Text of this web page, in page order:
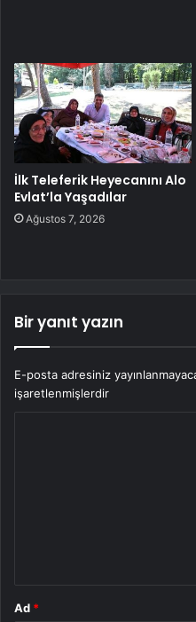
İlk Teleferik Heyecanını Alo
Evlat’la Yaşadılar
Ağustos 7, 2026
Bir yanıt yazın
E-posta adresiniz
işaretlenmişlerdir
Ad *